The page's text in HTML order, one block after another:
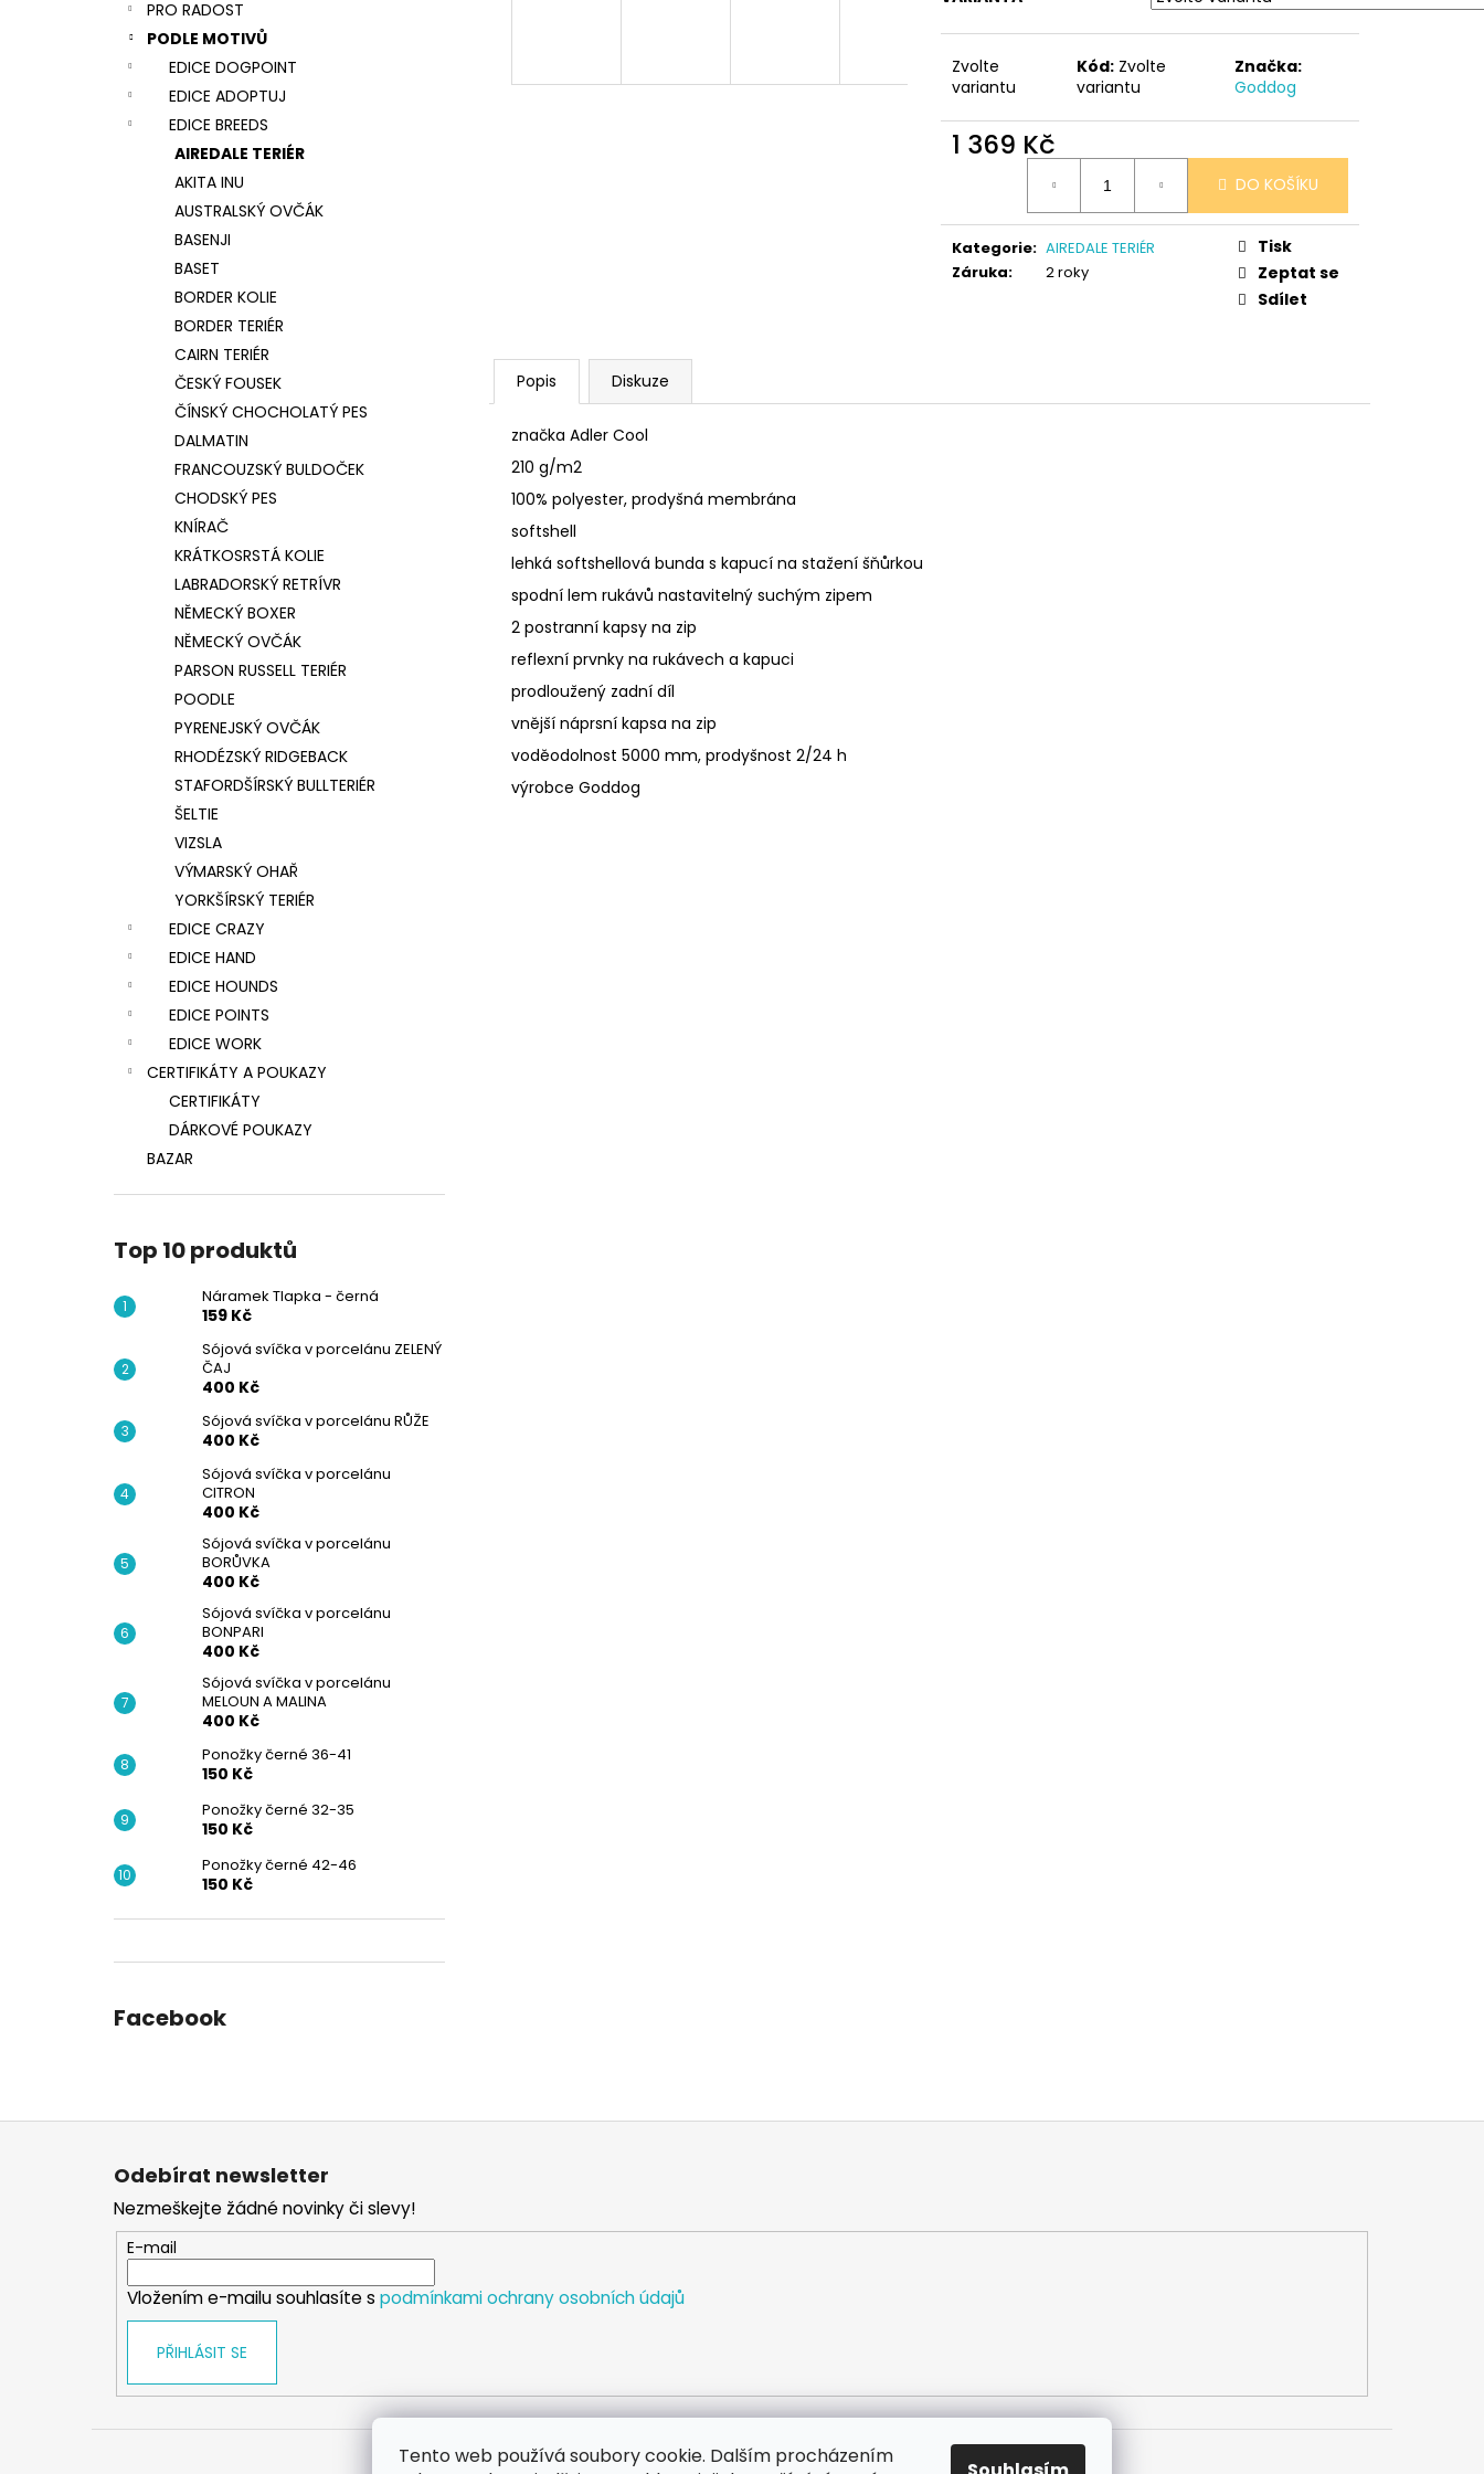
Tento web používá soubory cookie. Dalším procházením
PRO RADOST
PODLE MOTIVŮ
EDICE DOGPOINT
EDICE ADOPTUJ
EDICE BREEDS
AIREDALE TERIÉR
AKITA INU
AUSTRALSKÝ OVČÁK
BASENJI
BASET
BORDER KOLIE
BORDER TERIÉR
CAIRN TERIÉR
ČESKÝ FOUSEK
ČÍNSKÝ CHOCHOLATÝ PES
DALMATIN
FRANCOUZSKÝ BULDOČEK
CHODSKÝ PES
KNÍRAČ
KRÁTKOSRSTÁ KOLIE
LABRADORSKÝ RETRÍVR
NĚMECKÝ BOXER
NĚMECKÝ OVČÁK
PARSON RUSSELL TERIÉR
POODLE
PYRENEJSKÝ OVČÁK
RHODÉZSKÝ RIDGEBACK
STAFORDŠÍRSKÝ BULLTERIÉR
ŠELTIE
VIZSLA
VÝMARSKÝ OHAŘ
YORKŠÍRSKÝ TERIÉR
EDICE CRAZY
EDICE HAND
EDICE HOUNDS
EDICE POINTS
EDICE WORK
CERTIFIKÁTY A POUKAZY
CERTIFIKÁTY
DÁRKOVÉ POUKAZY
BAZAR
Top 10 produktů
Náramek Tlapka - černá
159 Kč
Sójová svíčka v porcelánu ZELENÝ
ČAJ
400 Kč
Sójová svíčka v porcelánu RŮŽE
400 Kč
Sójová svíčka v porcelánu
CITRON
400 Kč
Sójová svíčka v porcelánu
BORŮVKA
400 Kč
Sójová svíčka v porcelánu
BONPARI
400 Kč
Sójová svíčka v porcelánu
MELOUN A MALINA
400 Kč
Ponožky černé 36-41
150 Kč
Ponožky černé 32-35
150 Kč
Ponožky černé 42-46
150 Kč
Facebook
Zvolte
variantu
Kód: Zvolte
variantu
Značka:
Goddog
1 369 Kč
DO KOŠÍKU
Kategorie: AIREDALE TERIÉR
Záruka: 2 roky
Tisk
Zeptat se
Sdílet
Popis Diskuze
značka Adler Cool
210 g/m2
100% polyester, prodyšná membrána
softshell
lehká softshellová bunda s kapucí na stažení šňůrkou
spodní lem rukávů nastavitelný suchým zipem
2 postranní kapsy na zip
reflexní prvnky na rukávech a kapuci
prodloužený zadní díl
vnější náprsní kapsa na zip
voděodolnost 5000 mm, prodyšnost 2/24 h
výrobce Goddog
NÁRAMEK TLAPKA - ČERNÁ
159 Kč
SÓJOVÁ SVÍČKA V PORCELÁNU RŮŽE
Z
Odebírat newsletter
Nezmeškejte žádné novinky či slevy!
E-mail
Vložením e-mailu souhlasíte s podmínkami ochrany osobních údajů
PŘIHLÁSIT SE